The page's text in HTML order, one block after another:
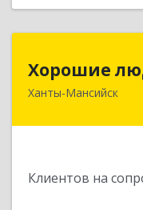
Хорошие
Ханты-Мансийск
Клиентов на
628007, Ханты-